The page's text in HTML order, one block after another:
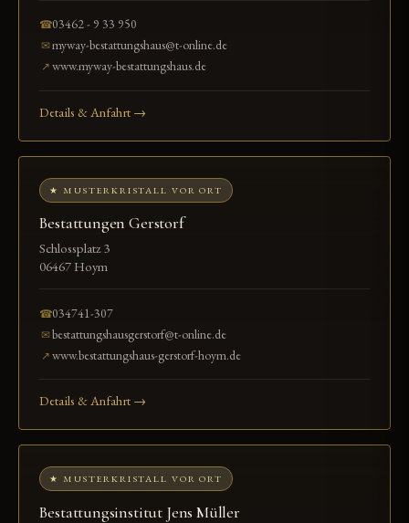
☎03462 - 9 33 950
✉myway-bestattungshaus@t-online.de
↗www.myway-bestattungshaus.de
Details & Anfahrt →
★ MUSTERKRISTALL VOR ORT
Bestattungen Gerstorf
Schlossplatz 3
06467 Hoym
☎034741-307
✉bestattungshausgerstorf@t-online.de
↗www.bestattungshaus-gerstorf-hoym.de
Details & Anfahrt →
★ MUSTERKRISTALL VOR ORT
Bestattungsinstitut Jens Müller